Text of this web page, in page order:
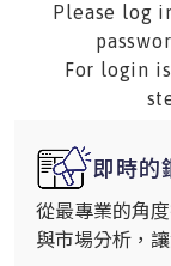
Please log
For login
即時的
從最專業的角
與市場分析，